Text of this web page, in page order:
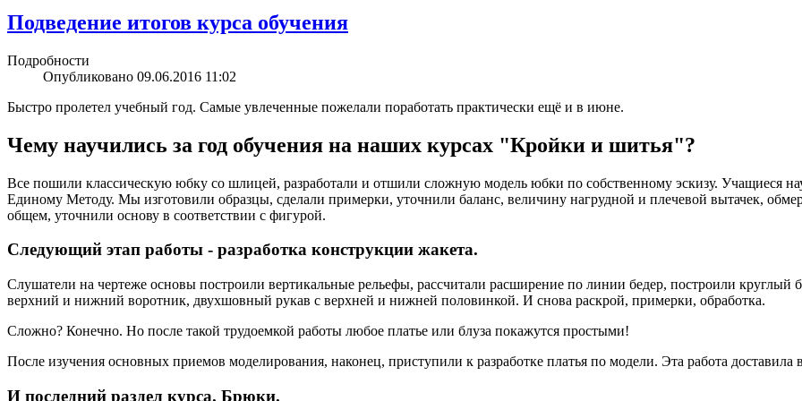
Подведение итогов курса обучения
Подробности
Опубликовано 09.06.2016 11:02
Быстро пролетел учебный год. Самые увлеченные пожелали поработать практически ещё и в июне.
Чему научились за год обучения на наших курсах "Кройки и шитья"?
Все пошили классическую юбку со шлицей, разработали и отшили сложную модель юбки по собственному эскизу. Учащиеся
Единому Методу. Мы изготовили образцы, сделали примерки, уточнили баланс, величину нагрудной и плечевой вытачек,
общем, уточнили основу в соответствии с фигурой.
Следующий этап работы - разработка конструкции жакета.
Слушатели на чертеже основы построили вертикальные рельефы, рассчитали расширение по линии бедер, построили круглый
верхний и нижний воротник, двухшовный рукав с верхней и нижней половинкой. И снова раскрой, примерки, обработка.
Сложно? Конечно. Но после такой трудоемкой работы любое платье или блуза покажутся простыми!
После изучения основных приемов моделирования, наконец, приступили к разработке платья по модели. Эта работа доставила
И последний раздел курса. Брюки.